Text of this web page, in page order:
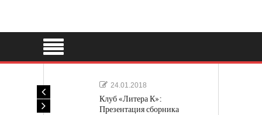
24.01.2018
Клуб «Литера К»:
Презентация сборника